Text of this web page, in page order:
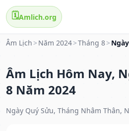
🗓️Amlich.org
Âm Lịch > Năm 2024>Tháng 8>
Âm Lịch Hôm Nay,
8 Năm 2024
Ngày Quý Sửu, Tháng Nhâm Thân,